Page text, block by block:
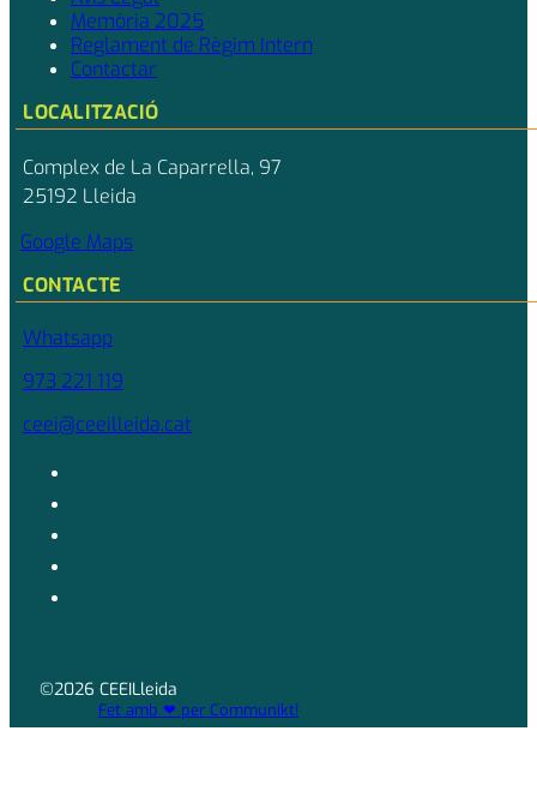
Memòria 2025
Reglament de Règim Intern
Contactar
LOCALITZACIÓ
Complex de La Caparrella, 97
25192 Lleida
Google Maps
CONTACTE
Whatsapp
973 221 119
ceei@ceeilleida.cat
©2026 CEEILleida
Fet amb ❤ per Communikt!